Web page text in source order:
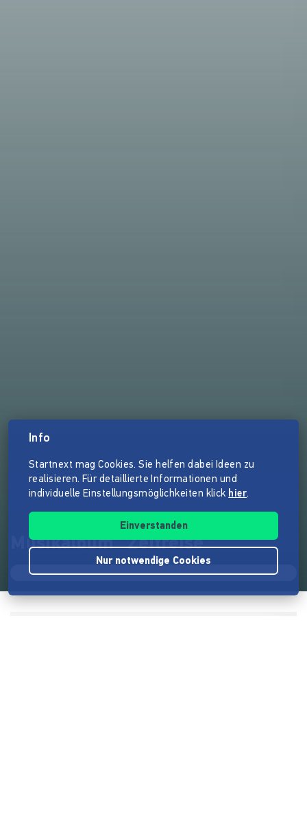
Musikalbum "Zeitreise"
Info
Startnext mag Cookies. Sie helfen dabei Ideen zu
realisieren. Für detaillierte Informationen und
individuelle Einstellungsmöglichkeiten klick hier.
Einverstanden
Nur notwendige Cookies